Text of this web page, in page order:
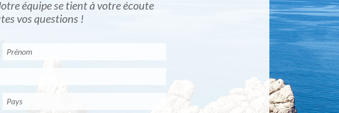
équipe se tient à votre écoute
vos questions !